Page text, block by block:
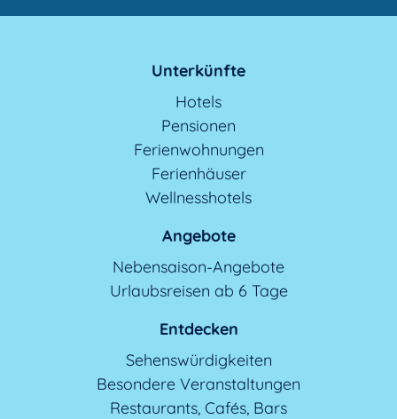
Unterkünfte
Hotels
Pensionen
Ferienwohnungen
Ferienhäuser
Wellnesshotels
Angebote
Nebensaison-Angebote
Urlaubsreisen ab 6 Tage
Entdecken
Sehenswürdigkeiten
Besondere Veranstaltungen
Restaurants, Cafés, Bars